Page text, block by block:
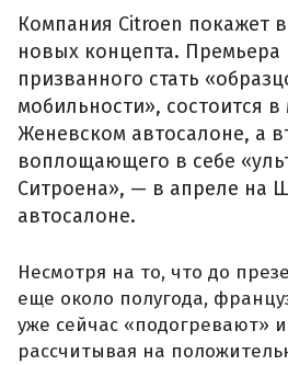
Компания Citroen покажет в
новых концепта. Премьера
призванного стать
мобильности», состоится в
Женевском автосалоне, а
воплощающего в себе
Ситроена», — в апреле на
автосалоне.
Несмотря на то, что до
еще около полугода,
уже сейчас «подогревают»
рассчитывая на